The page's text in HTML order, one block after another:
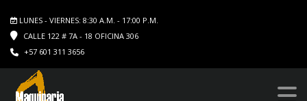
LUNES - VIERNES: 8:30 A.M. - 17:00 P.M.
CALLE 122 # 7A - 18 OFICINA 306
+57 601 311 3656
DUMPER FUERA DE